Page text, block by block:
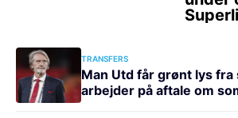
TRANSFERS
Man Utd får grønt lys fra
arbejder på aftale om